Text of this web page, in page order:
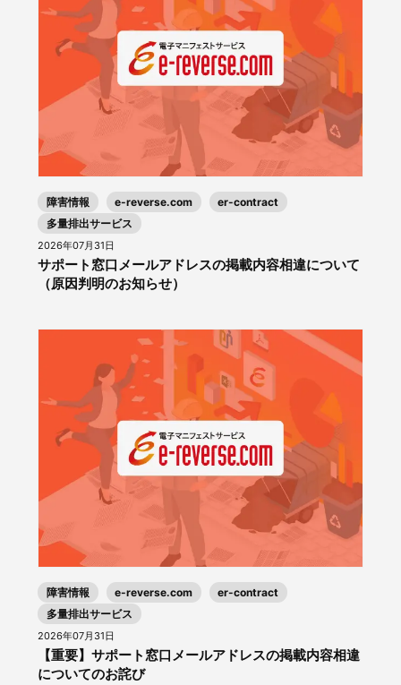
障害情報 e-reverse.com
er-contract
多量排出サービス
2026年07月31日
サポート窓口メールアドレスの掲載内容相違について
（原因判明のお知らせ）
障害情報 e-reverse.com
er-contract
多量排出サービス
2026年07月31日
【重要】サポート窓口メールアドレスの掲載内容相違
についてのお詫び